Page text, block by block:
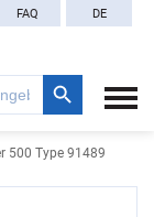
FAQ DE
Search Button
500 Type 91489